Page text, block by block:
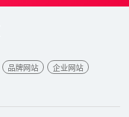
品牌网站
企业网站